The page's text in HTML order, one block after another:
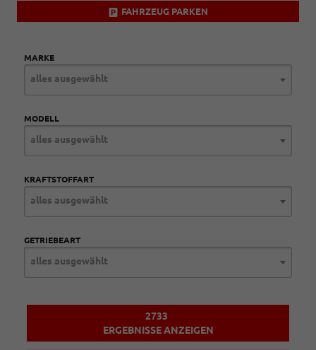
FAHRZEUG PARKEN
MARKE
alles ausgewählt
MODELL
alles ausgewählt
KRAFTSTOFFART
alles ausgewählt
GETRIEBEART
alles ausgewählt
2733
ERGEBNISSE ANZEIGEN